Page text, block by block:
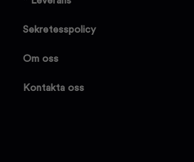
Sekretesspolicy
Om oss
Kontakta oss